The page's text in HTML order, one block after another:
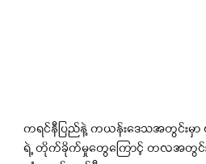
ကရင်နီပြည်နဲ့ ကယန်းဒေသအတွင်းမှ
ရဲ့ တိုက်ခိုက်မှုတွေကြောင့် တလအတွင်း